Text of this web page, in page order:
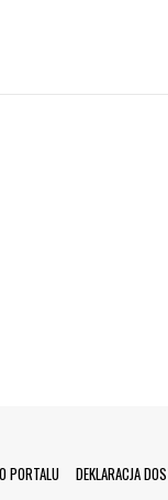
O PORTALU DEKLARACJA